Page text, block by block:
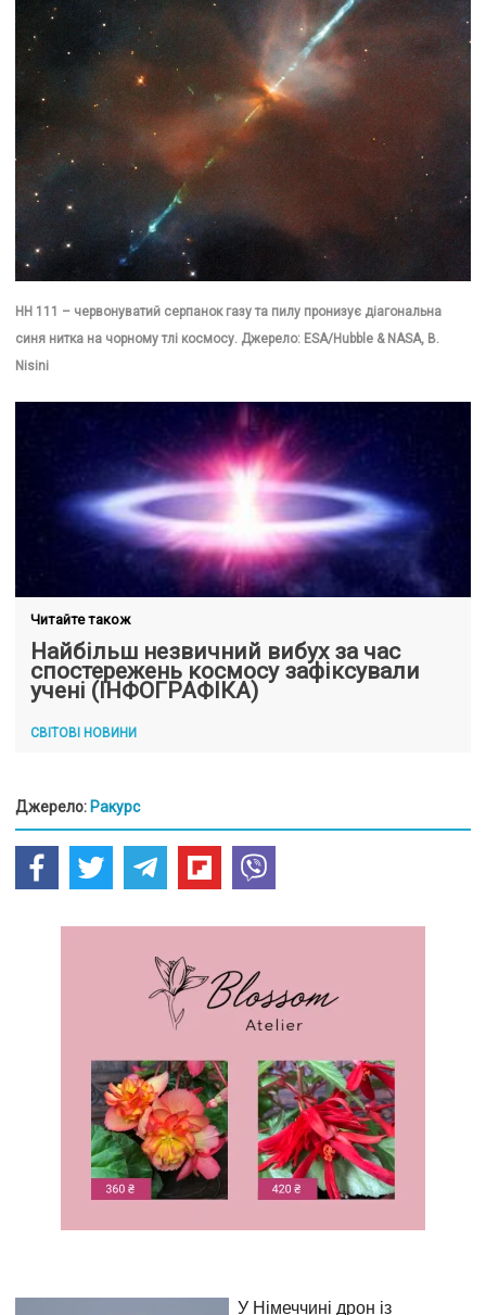
HH 111 – червонуватий серпанок газу та пилу пронизує діагональна
синя нитка на чорному тлі космосу. Джерело: ESA/Hubble & NASA, B.
Nisini
Читайте також
Найбільш незвичний вибух за час
спостережень космосу зафіксували
учені (ІНФОГРАФІКА)
СВІТОВІ НОВИНИ
Джерело: Ракурс